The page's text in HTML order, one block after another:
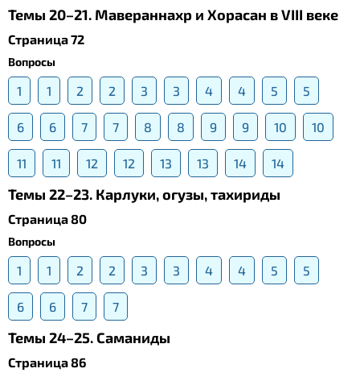
Темы 20–21. Мавераннахр и Хорасан в VIII веке
Страница 72
Вопросы
1 1 2 2 3 3 4 4 5 5
6 6 7 7 8 8 9 9 10 10
11 11 12 12 13 13 14 14
Темы 22–23. Карлуки, огузы, тахириды
Страница 80
Вопросы
1 1 2 2 3 3 4 4 5 5
6 6 7 7
Темы 24–25. Саманиды
Страница 86